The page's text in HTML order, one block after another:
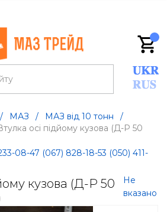
/ МАЗ / МАЗ від 10 тонн
/
осі підйому кузова (Д-Р 50
08-47 (067) 828-18-53 (050) 411-
кузова (Д-Р 50
Не
вказано